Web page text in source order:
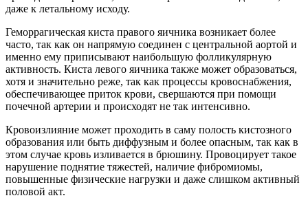
даже к летальному исходу.
Геморрагическая киста правого яичника возникает более
часто, так как он напрямую соединен с центральной аортой и
именно ему приписывают наибольшую фолликулярную
активность. Киста левого яичника также может образоваться,
хотя и значительно реже, так как процессы кровоснабжения,
обеспечивающее приток крови, свершаются при помощи
почечной артерии и происходят не так интенсивно.
Кровоизлияние может проходить в саму полость кистозного
образования или быть диффузным и более опасным, так как в
этом случае кровь изливается в брюшину. Провоцирует такое
нарушение поднятие тяжестей, наличие фибромиомы,
повышенные физические нагрузки и даже слишком активный
половой акт.